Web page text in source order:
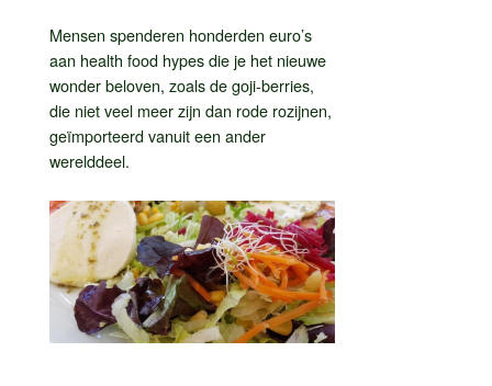
Mensen spenderen honderden euro’s
aan health food hypes die je het nieuwe
wonder beloven, zoals de goji-berries,
die niet veel meer zijn dan rode rozijnen,
geïmporteerd vanuit een ander
werelddeel.